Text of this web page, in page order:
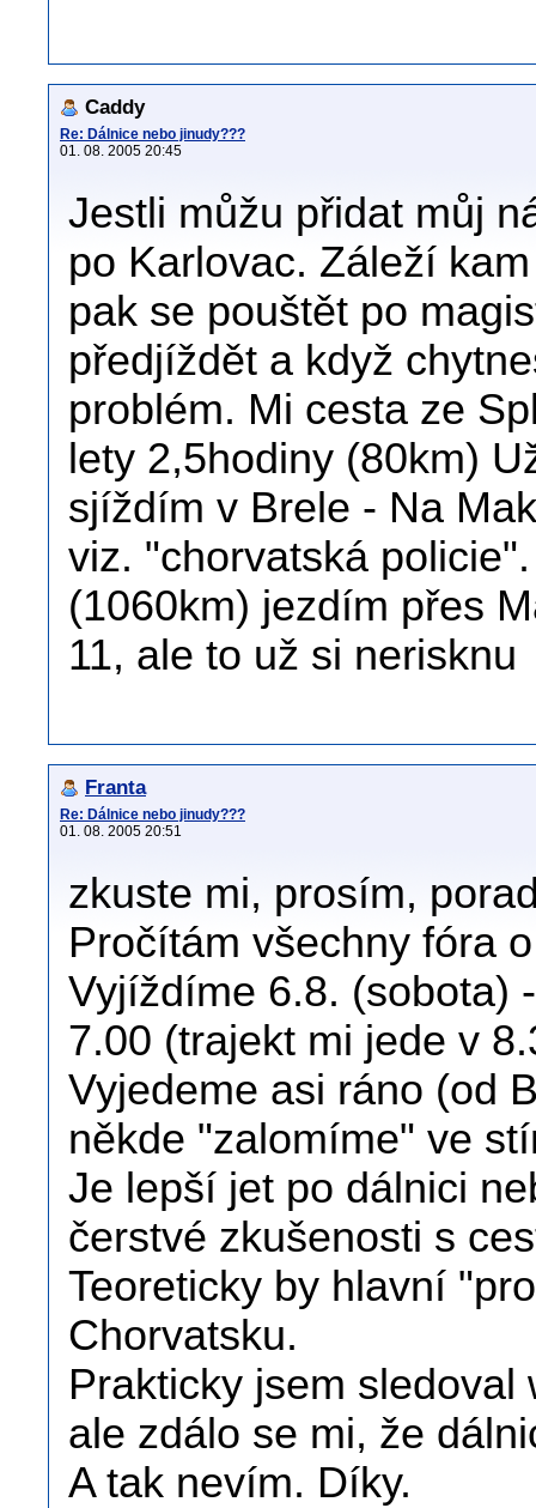
Caddy
Re: Dálnice nebo jinudy???
01. 08. 2005 20:45
Jestli můžu přidat můj
po Karlovac. Záleží
pak se pouštět po
předjíždět a když
problém. Mi cesta ze
lety 2,5hodiny (80km)
sjíždím v Brele - Na
viz. "chorvatská
(1060km) jezdím přes
11, ale to už si nerisknu
Franta
Re: Dálnice nebo jinudy???
01. 08. 2005 20:51
zkuste mi, prosím,
Pročítám všechny fóra
Vyjíždíme 6.8. (sobota)
7.00 (trajekt mi jede v
Vyjedeme asi ráno (od
někde "zalomíme" ve
Je lepší jet po dálnici
čerstvé zkušenosti s
Teoreticky by hlavní
Chorvatsku.
Prakticky jsem
ale zdálo se mi, že
A tak nevím. Díky.